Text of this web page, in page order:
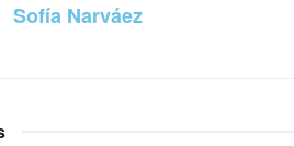
Sofía Narváez